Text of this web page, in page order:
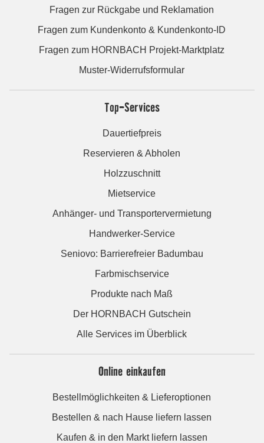
Fragen zur Rückgabe und Reklamation
Fragen zum Kundenkonto & Kundenkonto-ID
Fragen zum HORNBACH Projekt-Marktplatz
Muster-Widerrufsformular
Top-Services
Dauertiefpreis
Reservieren & Abholen
Holzzuschnitt
Mietservice
Anhänger- und Transportervermietung
Handwerker-Service
Seniovo: Barrierefreier Badumbau
Farbmischservice
Produkte nach Maß
Der HORNBACH Gutschein
Alle Services im Überblick
Online einkaufen
Bestellmöglichkeiten & Lieferoptionen
Bestellen & nach Hause liefern lassen
Kaufen & in den Markt liefern lassen